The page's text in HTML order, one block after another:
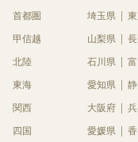
首都圏 埼玉県
甲信越 山梨県
北陸 石川県
東海 愛知県
関西 大阪府
四国 愛媛県